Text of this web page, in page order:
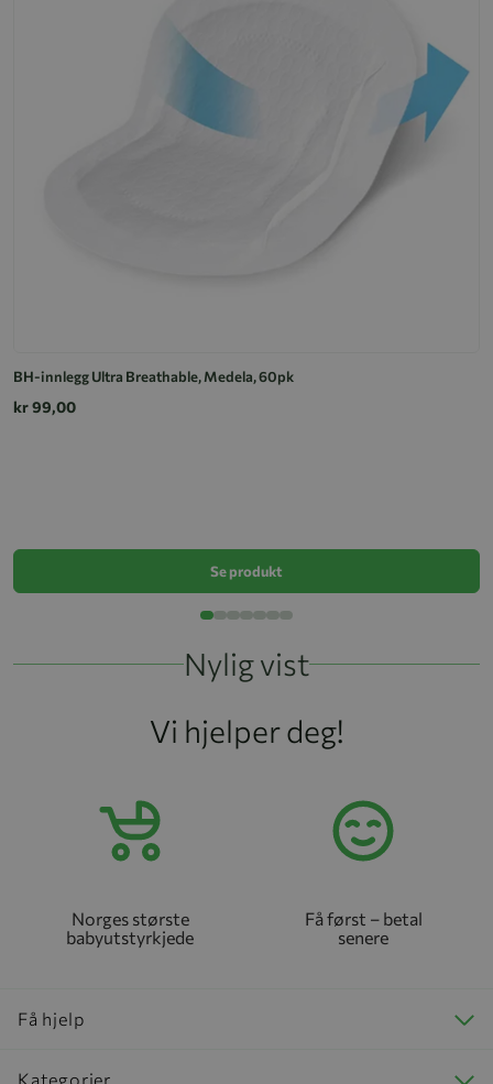
BH-innlegg Ultra Breathable, Medela, 60pk
kr 99,00
Se produkt
Nylig vist
Vi hjelper deg!
Norges største
babyutstyrkjede
Få først – betal
senere
Få hjelp
Kategorier